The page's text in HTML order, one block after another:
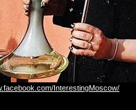
InterestingMoscow/